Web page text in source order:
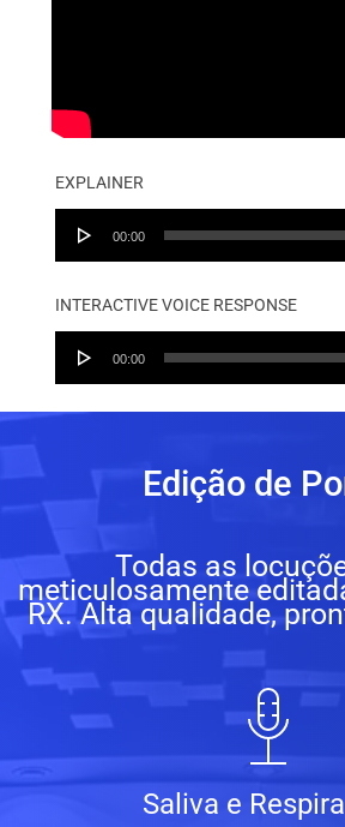
EXPLAINER
Audio
00:00
INTERACTIVE VOICE RESPONSE
Audio
00:00
Edição de
Todas as
meticulosamente
RX. Alta qualidade,
Saliva e